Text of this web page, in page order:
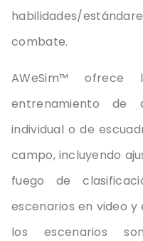
habilidades/
combate.
AWeSim™ ofrece
entrenamiento de
individual o de
campo, incluyendo
fuego de
escenarios en video y
los
escenarios